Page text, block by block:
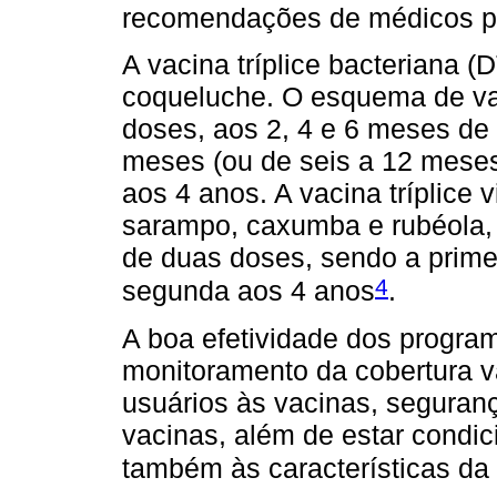
recomendações de médicos
A vacina tríplice bacteriana
coqueluche. O esquema de
doses, aos 2, 4 e 6 meses
meses (ou de seis a 12
aos 4 anos. A vacina tríplice
sarampo, caxumba e
de duas doses, sendo a
segunda aos 4 anos4.
A boa efetividade dos
monitoramento da cobertura
usuários às vacinas,
vacinas, além de estar
também às características